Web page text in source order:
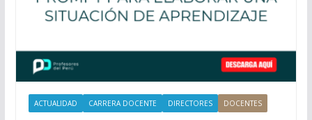
a
ACTUALIDAD CARRERA DOCENTE DIRECTORES DOCENTES